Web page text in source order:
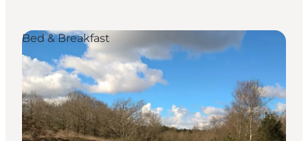
Bed & Breakfast